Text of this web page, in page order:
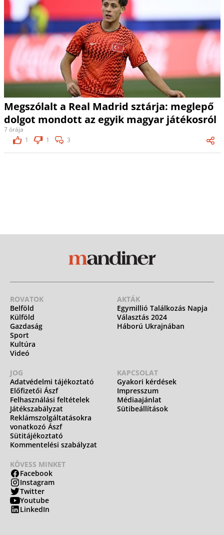
Megszólalt a Real Madrid sztárja: meglepő
dolgot mondott az egyik magyar játékosról
7 órája
1
1 3
ROVATOK
Belföld
Külföld
Gazdaság
Sport
Kultúra
Videó
AKTÁK
Egymillió Találkozás Napja
Választás 2024
Háború Ukrajnában
JOG
Adatvédelmi tájékoztató
Előfizetői Ászf
Felhasználási feltételek
Játékszabályzat
Reklámszolgáltatásokra
vonatkozó Ászf
Sütitájékoztató
Kommentelési szabályzat
KAPCSOLAT
Gyakori kérdések
Impresszum
Médiaajánlat
Sütibeállítások
KÖVESS MINKET
Facebook
Instagram
Twitter
Youtube
LinkedIn